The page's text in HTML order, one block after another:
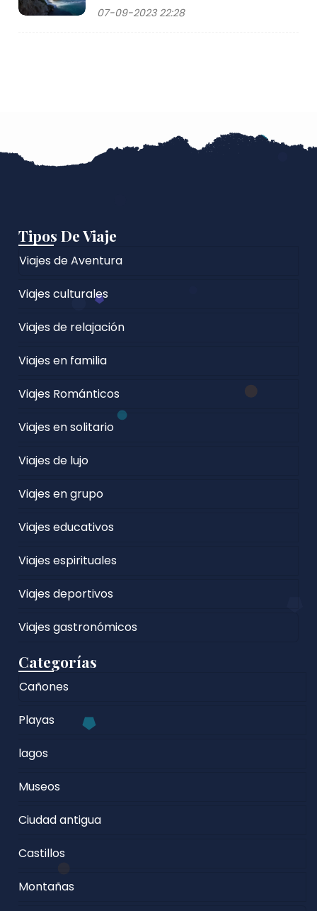
07-09-2023 22:28
Tipos De Viaje
Viajes de Aventura
Viajes culturales
Viajes de relajación
Viajes en familia
Viajes Románticos
Viajes en solitario
Viajes de lujo
Viajes en grupo
Viajes educativos
Viajes espirituales
Viajes deportivos
Viajes gastronómicos
Categorías
Cañones
Playas
lagos
Museos
Ciudad antigua
Castillos
Montañas